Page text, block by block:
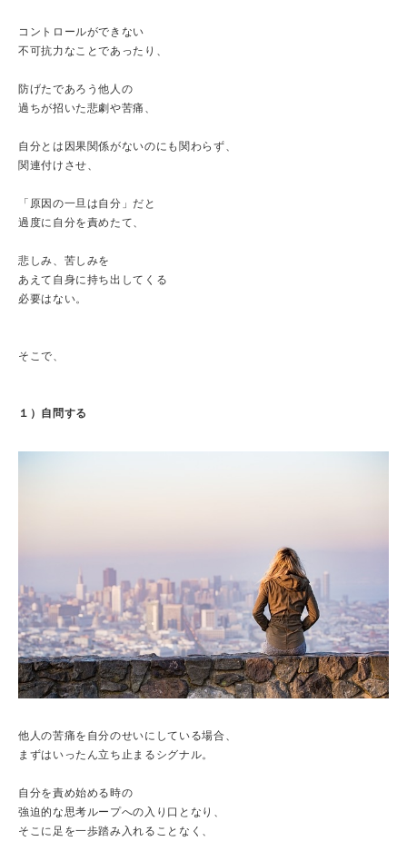
コントロールができない
不可抗力なことであったり、
防げたであろう他人の
過ちが招いた悲劇や苦痛、
自分とは因果関係がないのにも関わらず、
関連付けさせ、
「原因の一旦は自分」だと
過度に自分を責めたて、
悲しみ、苦しみを
あえて自身に持ち出してくる
必要はない。
そこで、
１）自問する
他人の苦痛を自分のせいにしている場合、
まずはいったん立ち止まるシグナル。
自分を責め始める時の
強迫的な思考ループへの入り口となり、
そこに足を一歩踏み入れることなく、